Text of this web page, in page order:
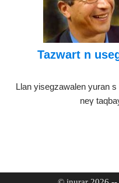
Tazwart n
Llan yisegzawalen yuran
neγ